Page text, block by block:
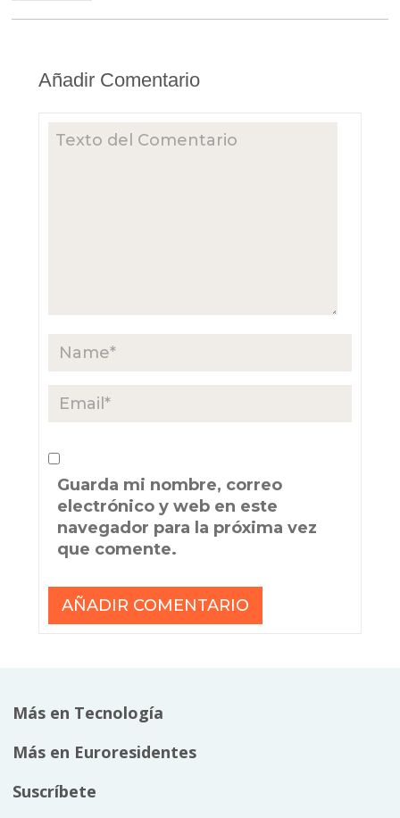
Añadir Comentario
Guarda mi nombre, correo
electrónico y web en este
navegador para la próxima vez
que comente.
Más en Tecnología
Más en Euroresidentes
Suscríbete